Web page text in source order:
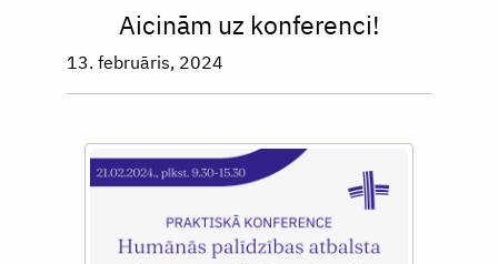
Aicinām uz konferenci!
13. februāris, 2024